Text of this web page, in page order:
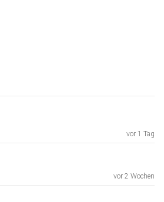
vor 1 Tag
vor 2 Wochen